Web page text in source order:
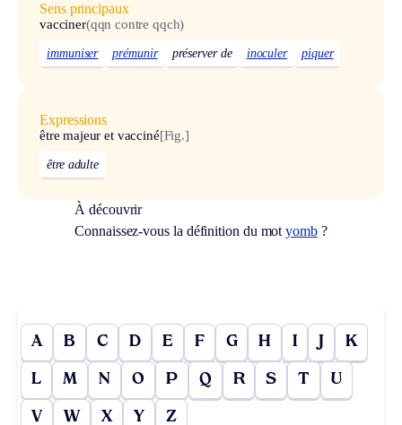
Sens principaux
vacciner(qqn contre qqch)
immuniser prémunir préserver de inoculer piquer
Expressions
être majeur et vacciné[Fig.]
être adulte
À découvrir
Connaissez-vous la définition du motyomb?
A B C D E F G H I J K
L M N O P Q R S T U
V W X Y Z